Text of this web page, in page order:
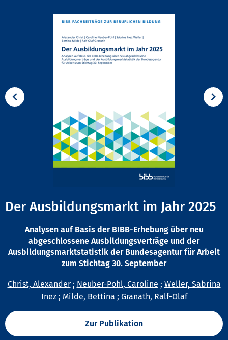
Der Ausbildungsmarkt im Jahr 2025
Analysen auf Basis der BIBB-Erhebung über neu
abgeschlossene Ausbildungsverträge und der
Ausbildungsmarktstatistik der Bundesagentur für Arbeit
zum Stichtag 30. September
Christ, Alexander; Neuber-Pohl, Caroline ; Weller, Sabrina
Inez; Milde, Bettina ; Granath, Ralf-Olaf
Zur Publikation